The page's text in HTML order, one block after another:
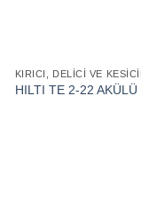
KIRICI, DELICI VE
HILTI TE 2-22